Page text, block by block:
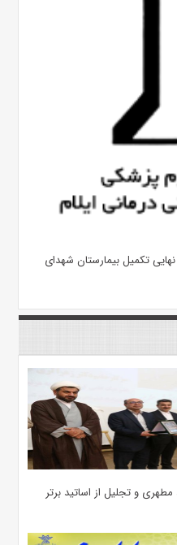
تکمیل بیمارستان شهدای
و تجلیل از اساتید برتر